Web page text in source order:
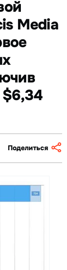
Media
Поделиться